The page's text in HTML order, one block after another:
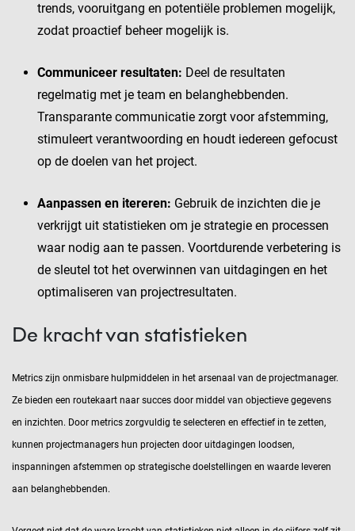
trends, vooruitgang en potentiële problemen mogelijk,
zodat proactief beheer mogelijk is.
Communiceer resultaten: Deel de resultaten
regelmatig met je team en belanghebbenden.
Transparante communicatie zorgt voor afstemming,
stimuleert verantwoording en houdt iedereen gefocust
op de doelen van het project.
Aanpassen en itereren: Gebruik de inzichten die je
verkrijgt uit statistieken om je strategie en processen
waar nodig aan te passen. Voortdurende verbetering is
de sleutel tot het overwinnen van uitdagingen en het
optimaliseren van projectresultaten.
De kracht van statistieken
Metrics zijn onmisbare hulpmiddelen in het arsenaal van de projectmanager.
Ze bieden een routekaart naar succes door middel van objectieve gegevens
en inzichten. Door metrics zorgvuldig te selecteren en effectief in te zetten,
kunnen projectmanagers hun projecten door uitdagingen loodsen,
inspanningen afstemmen op strategische doelstellingen en waarde leveren
aan belanghebbenden.